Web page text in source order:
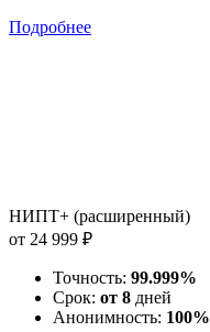
Подробнее
НИПТ+ (расширенный)
от 24 999 ₽
Точность: 99.999%
Срок: от 8 дней
Анонимность: 100%